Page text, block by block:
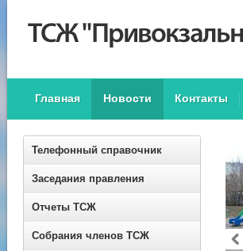
Главная Новости Контакты
Телефонный справочник
Заседания правления
Отчеты ТСЖ
Собрания членов ТСЖ